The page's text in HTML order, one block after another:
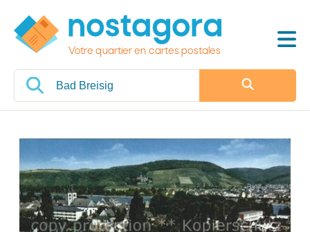
Votre quartier en cartes postales